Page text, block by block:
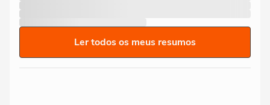
Ler todos os meus resumos